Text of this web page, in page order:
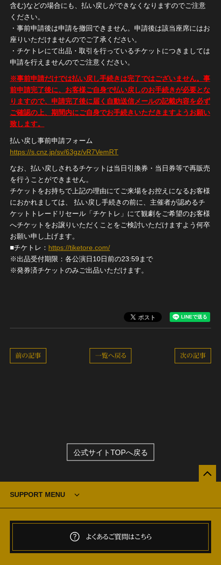
含む)などの場合にも、払い戻しができなくなりますのでご注意
ください。
・事前申請後は申請を撤回できません。申請後は該当座席にはお
座りいただけませんのでご了承ください。
・チケトレにて出品・取引を行っているチケットにつきましては
申請を行えませんのでご注意ください。
※事前申請だけでは払い戻し手続きは完了ではございません。事
前申請完了後に、お客様ご自身で払い戻しのお手続きが必要とな
りますので、申請完了後に届く自動送信メールの記載内容を必ず
ご確認の上、期間内にご自身でお手続きいただきますようお願い
致します。
払い戻し事前申請フォーム
https://s.cnz.jp/sv/63gz/vR7VemRT
なお、払い戻しされるチケットは当日引換券・当日券等で再販売
を行うことができません。
チケットをお持ちで上記の理由にてご来場をお控えになるお客様
におかれましては、 払い戻し手続きの前に、主催者が認めるチ
ケットトレードリセール「チケトレ」にて観劇をご希望のお客様
へチケットをお譲りいただくことをご検討いただけますよう何卒
お願い申し上げます。
■チケトレ： https://tiketore.com/
※出品受付期限：各公演日10日前の23:59まで
※発券済チケットのみご出品いただけます。
次の記事
一覧へ戻る
前の記事
公式サイトTOPへ戻る
SUPPORT MENU
よくあるご質問はこちら